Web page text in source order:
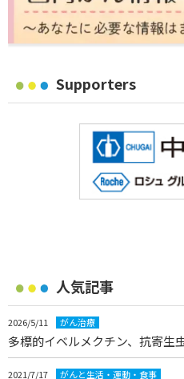
Supporters
人気記事
2026/5/11 がん治療
多標的イベルメクチン、抗寄生
2021/7/17 がんと生活・運動・食事